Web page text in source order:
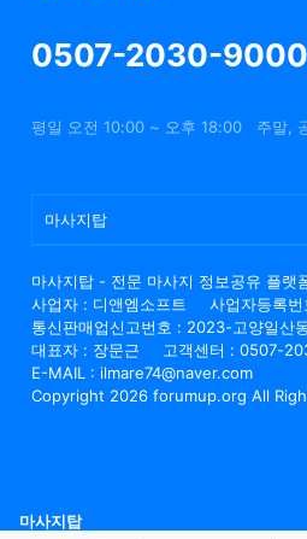
0507-2030-9000
평일 오전 10:00 ~ 오후 18:00 주말,
마사지탑
마사지탑 - 전문 마사지 정보공유 플랫
사업자 : 디앤엠소프트
사업자등록
통신판매업신고번호 : 2023-고양일산
대표자 : 장문근
고객센터 : 0507-
E-MAIL : ilmare74@naver.com
Copyright 2026 forumup.org All
마사지탑